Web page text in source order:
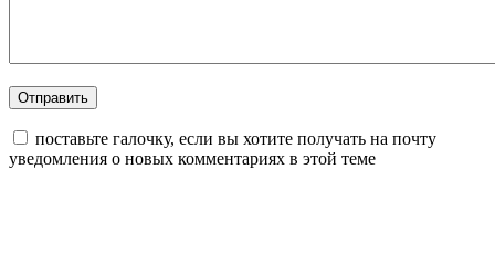
поставьте галочку, если вы хотите получать на почту
уведомления о новых комментариях в этой теме